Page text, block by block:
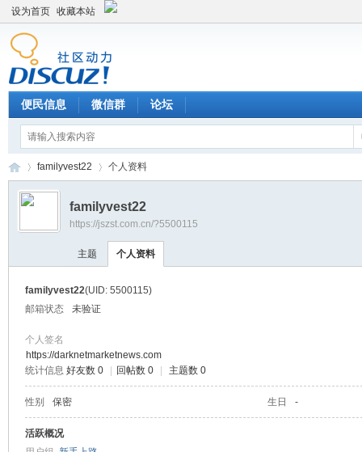
设为首页 收藏本站
便民信息 微信群 论坛
›
familyvest22 个人资料
familyvest22
https://jszst.com.cn/?5500115
主题 个人资料
familyvest22(UID: 5500115)
邮箱状态
未验证
个人签名
https://darknetmarketnews.com
统计信息 好友数 0 回帖数 0 主题数 0
性别 保密 生日 -
活跃概况